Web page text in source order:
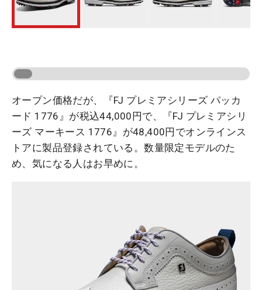
オープン価格だが、『FJ プレミアシリーズ パッカ
ード 1776』が税込44,000円で、『FJ プレミアシリ
ーズ マーキース 1776』が48,400円でオンラインス
トアに製品登録されている。数量限定モデルのた
め、気になる人はお早めに。